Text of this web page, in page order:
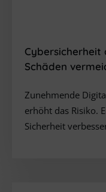
Cybersicherheit
Schäden
Zunehmende
erhöht das Risiko.
Sicherheit